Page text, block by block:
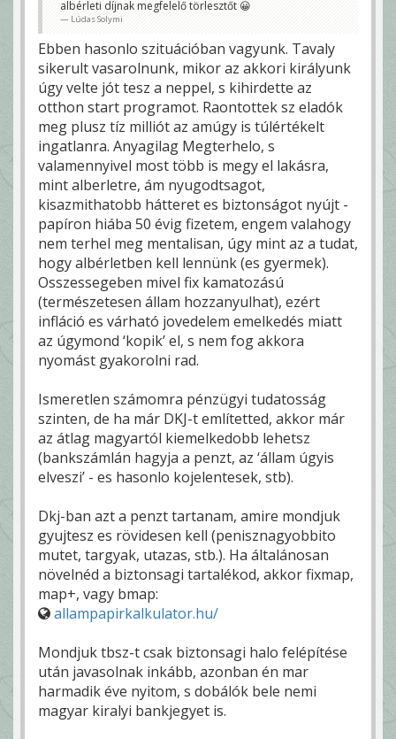
albérleti díjnak megfelelő törlesztőt 😀
Lúdas Solymi
Ebben hasonlo szituációban vagyunk. Tavaly
sikerult vasarolnunk, mikor az akkori királyunk
úgy velte jót tesz a neppel, s kihirdette az
otthon start programot. Raontottek sz eladók
meg plusz tíz milliót az amúgy is túlértékelt
ingatlanra. Anyagilag Megterhelo, s
valamennyivel most több is megy el lakásra,
mint alberletre, ám nyugodtsagot,
kisazmithatobb hátteret es biztonságot nyújt -
papíron hiába 50 évig fizetem, engem valahogy
nem terhel meg mentalisan, úgy mint az a tudat,
hogy albérletben kell lennünk (es gyermek).
Osszessegeben mivel fix kamatozású
(természetesen állam hozzanyulhat), ezért
infláció es várható jovedelem emelkedés miatt
az úgymond ‘kopik’ el, s nem fog akkora
nyomást gyakorolni rad.
Ismeretlen számomra pénzügyi tudatosság
szinten, de ha már DKJ-t említetted, akkor már
az átlag magyartól kiemelkedobb lehetsz
(bankszámlán hagyja a penzt, az ‘állam úgyis
elveszi’ - es hasonlo kojelentesek, stb).
Dkj-ban azt a penzt tartanam, amire mondjuk
gyujtesz es rövidesen kell (penisznagyobbito
mutet, targyak, utazas, stb.). Ha általánosan
növelnéd a biztonsagi tartalékod, akkor fixmap,
map+, vagy bmap:
allampapirkalkulator.hu/
Mondjuk tbsz-t csak biztonsagi halo felépítése
után javasolnak inkább, azonban én mar
harmadik éve nyitom, s dobálók bele nemi
magyar kiralyi bankjegyet is.